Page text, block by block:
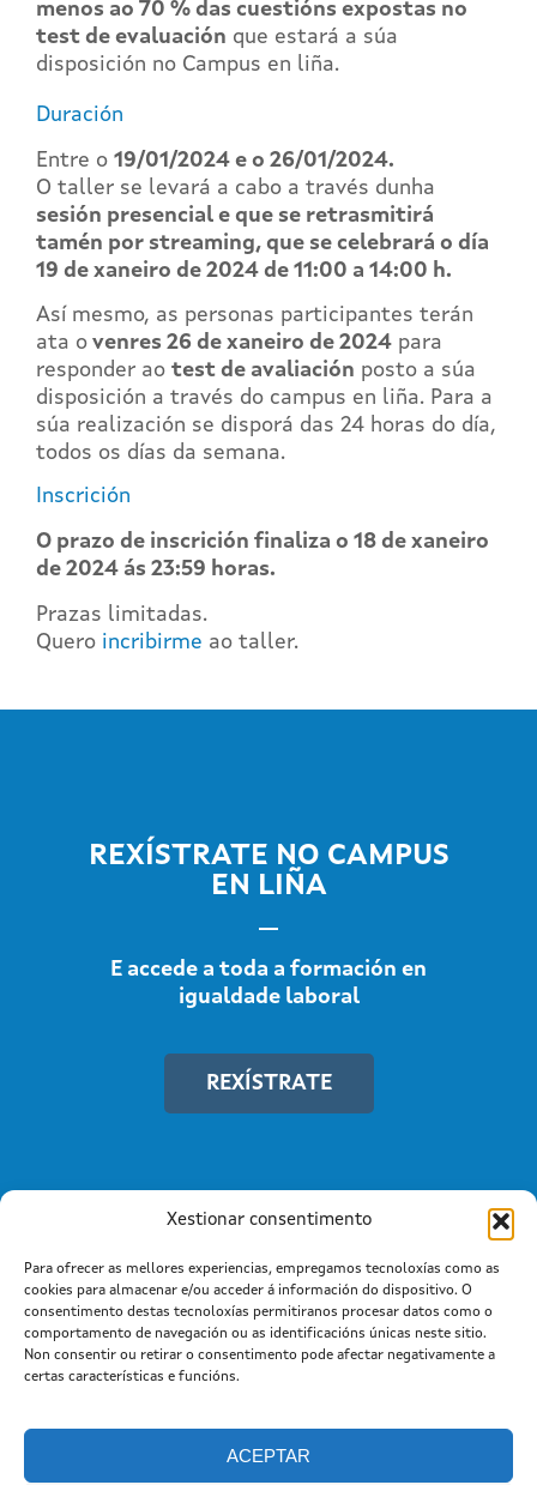
Xestionar consentimento
Para ofrecer as mellores experiencias, empregamos tecnoloxías como as
cookies para almacenar e/ou acceder á información do dispositivo. O
consentimento destas tecnoloxías permitiranos procesar datos como o
comportamento de navegación ou as identificacións únicas neste sitio.
Non consentir ou retirar o consentimento pode afectar negativamente a
certas características e funcións.
ACEPTAR
menos ao 70 % das cuestións expostas no
test de evaluación que estará a súa
disposición no Campus en liña.
Duración
Entre o 19/01/2024 e o 26/01/2024.
O taller se levará a cabo a través dunha
sesión presencial e que se retrasmitirá
tamén por streaming, que se celebrará o día
19 de xaneiro de 2024 de 11:00 a 14:00 h.
Así mesmo, as personas participantes terán
ata o venres 26 de xaneiro de 2024 para
responder ao test de avaliación posto a súa
disposición a través do campus en liña. Para a
súa realización se disporá das 24 horas do día,
todos os días da semana.
Inscrición
O prazo de inscrición finaliza o 18 de xaneiro
de 2024 ás 23:59 horas.
Prazas limitadas.
Quero incribirme ao taller.
REXÍSTRATE NO CAMPUS
EN LIÑA
E accede a toda a formación en
igualdade laboral
REXÍSTRATE
Información mantida e publicada na Internet pola Xunta de
Galicia